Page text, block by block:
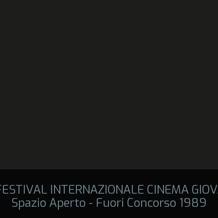
INTERNAZIONALE CINEMA
Spazio Aperto - Fuori Concorso 1989